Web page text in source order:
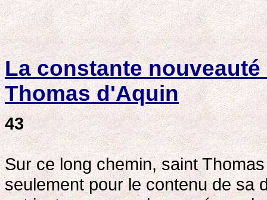
La constante
Thomas d'Aquin
43
Sur ce long chemin, saint
seulement pour le contenu de sa